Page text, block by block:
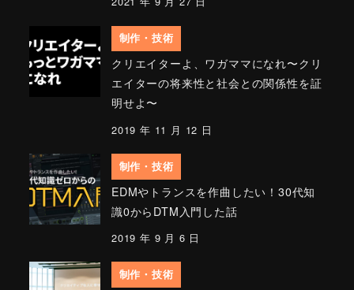
制作・技術
クリエイターよ、ワガママになれ〜クリ
エイターの将来性と社会との関係性を証
明せよ〜
2019 年 11 月 12 日
制作・技術
EDMやトランスを作曲したい！30代知
識0からDTM入門した話
2019 年 9 月 6 日
制作・技術